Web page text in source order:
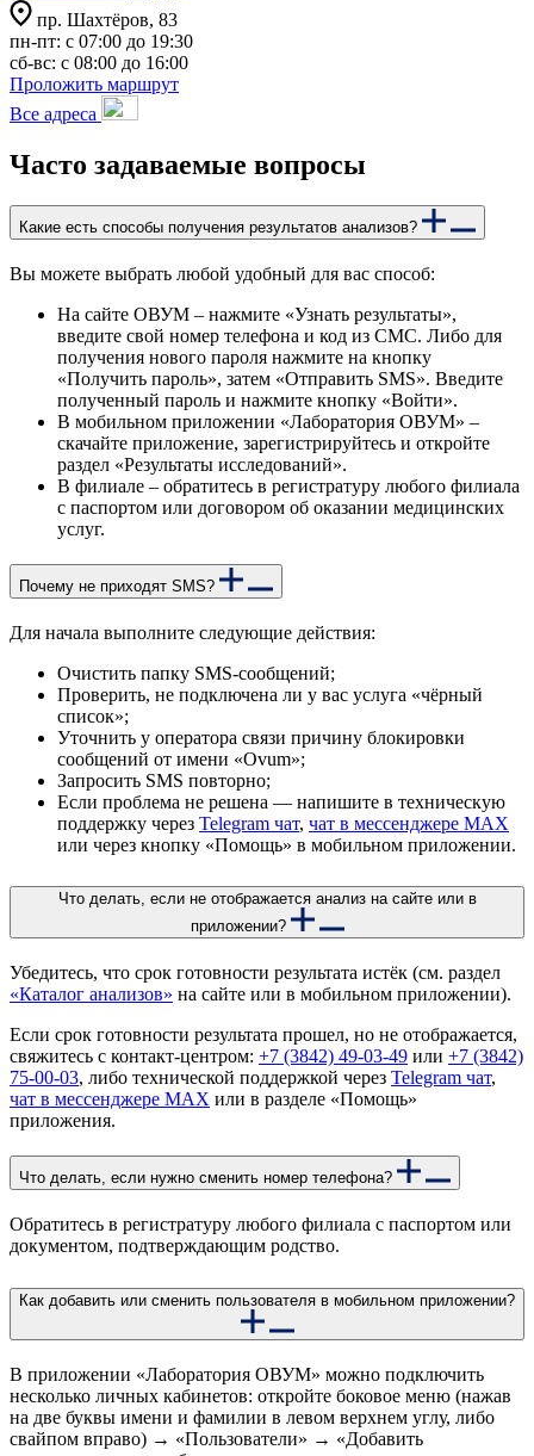
пр. Шахтёров, 83
пн-пт: с 07:00 до 19:30
сб-вс: с 08:00 до 16:00
Проложить маршрут
Все адреса
Часто задаваемые вопросы
Какие есть способы получения результатов анализов?
Вы можете выбрать любой удобный для вас способ:
На сайте ОВУМ – нажмите «Узнать результаты»,
введите свой номер телефона и код из СМС. Либо для
получения нового пароля нажмите на кнопку
«Получить пароль», затем «Отправить SMS». Введите
полученный пароль и нажмите кнопку «Войти».
В мобильном приложении «Лаборатория ОВУМ» –
скачайте приложение, зарегистрируйтесь и откройте
раздел «Результаты исследований».
В филиале – обратитесь в регистратуру любого филиала
с паспортом или договором об оказании медицинских
услуг.
Почему не приходят SMS?
Для начала выполните следующие действия:
Очистить папку SMS-сообщений;
Проверить, не подключена ли у вас услуга «чёрный
список»;
Уточнить у оператора связи причину блокировки
сообщений от имени «Ovum»;
Запросить SMS повторно;
Если проблема не решена — напишите в техническую
поддержку через Telegram чат, чат в мессенджере MAX
или через кнопку «Помощь» в мобильном приложении.
Что делать, если не отображается анализ на сайте или в
приложении?
Убедитесь, что срок готовности результата истёк (см. раздел
«Каталог анализов» на сайте или в мобильном приложении).
Если срок готовности результата прошел, но не отображается,
свяжитесь с контакт-центром: +7 (3842) 49-03-49 или +7 (3842)
75-00-03, либо технической поддержкой через Telegram чат,
чат в мессенджере MAX или в разделе «Помощь»
приложения.
Что делать, если нужно сменить номер телефона?
Обратитесь в регистратуру любого филиала с паспортом или
документом, подтверждающим родство.
Как добавить или сменить пользователя в мобильном приложении?
В приложении «Лаборатория ОВУМ» можно подключить
несколько личных кабинетов: откройте боковое меню (нажав
на две буквы имени и фамилии в левом верхнем углу, либо
свайпом вправо) → «Пользователи» → «Добавить